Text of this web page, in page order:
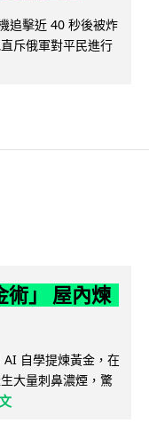
追擊近 40 秒後被炸
斥俄軍對平民進行
術」 屋內煉
自學提煉黃金，在
大量刺鼻濃煙，驚